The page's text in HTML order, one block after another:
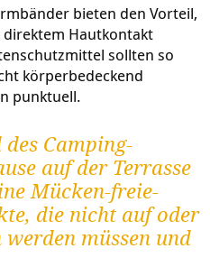
bieten den Vorteil,
Hautkontakt
sollten so
körperbedeckend
punktuell.
Camping-
auf der Terrasse
Mücken-freie-
die nicht auf oder
müssen und